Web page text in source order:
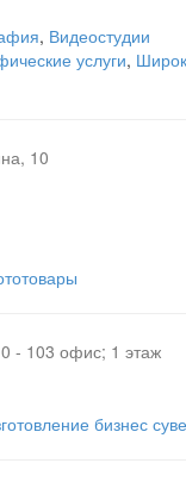
, Видеостудии
услуги,
10
- 103 офис; 1 этаж
бизнес